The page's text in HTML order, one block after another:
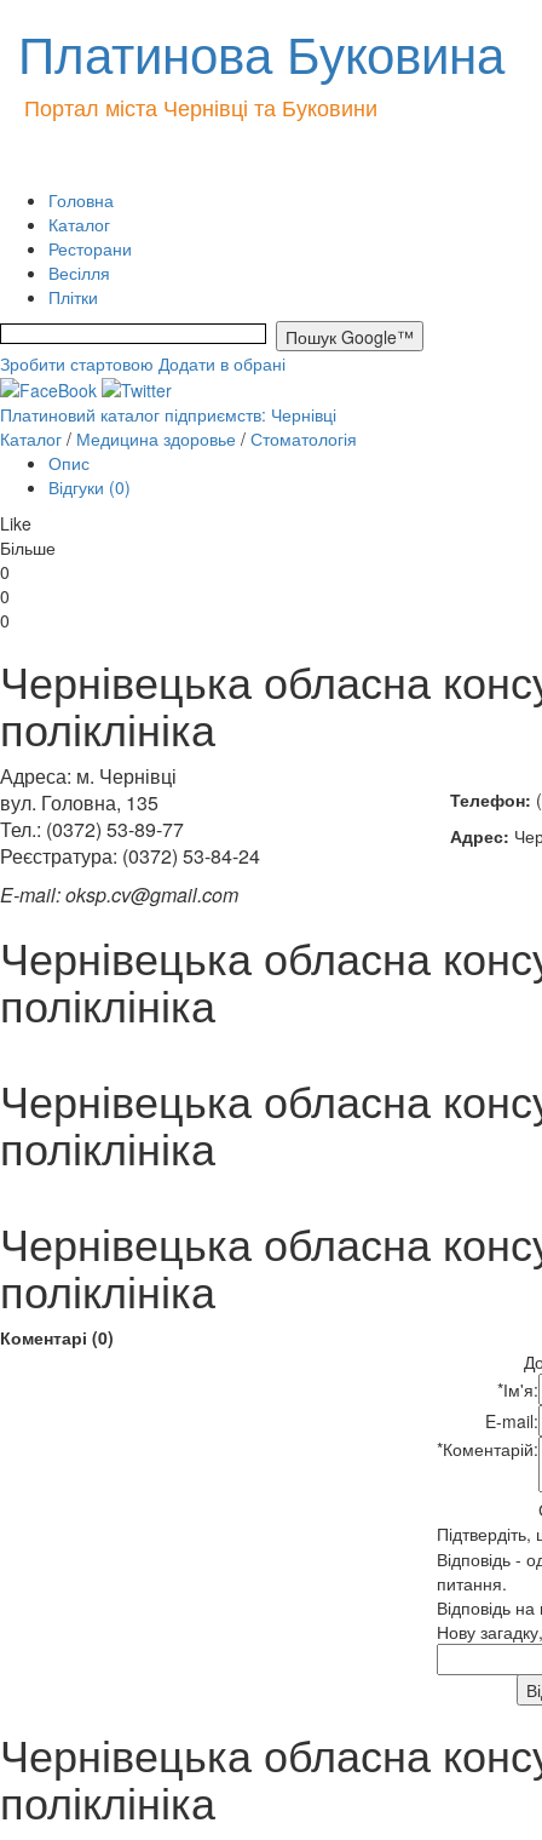
Платинова Буковина
Портал міста Чернівці та Буковини
Головна
Каталог
Ресторани
Весілля
Плітки
Зробити стартовою Додати в обрані
Платиновий каталог підприємств: Чернівці
Каталог / Медицина здоровье / Стоматологія
Опис
Відгуки (0)
Like
Більше
0
0
0
Чернівецька обласна
поліклініка
Телефон:
Адрес:
Адреса: м. Чернівці
вул. Головна, 135
Тел.: (0372) 53-89-77
Реєстратура: (0372) 53-84-24
E-mail: oksp.cv@gmail.com
Чернівецька обласна
поліклініка
Чернівецька обласна
поліклініка
Чернівецька обласна
поліклініка
Коментарі (0)
*Ім'я:
E-mail:
*Коментарій:
Відповідь -
питання.
Відповідь
Нову
Чернівецька обласна
поліклініка